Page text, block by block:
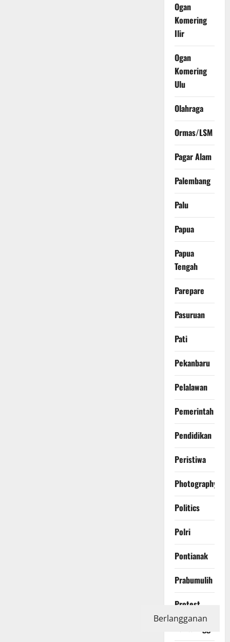
Ogan
Komering
Ilir
Ogan
Komering
Ulu
Olahraga
Ormas/LSM
Pagar Alam
Palembang
Palu
Papua
Papua
Tengah
Parepare
Pasuruan
Pati
Pekanbaru
Pelalawan
Pemerintah
Pendidikan
Peristiwa
Photography
Politics
Polri
Pontianak
Prabumulih
Protest
Berlangganan